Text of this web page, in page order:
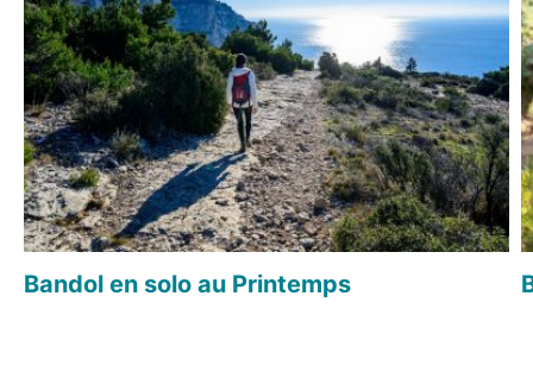
Bandol en solo au Printemps